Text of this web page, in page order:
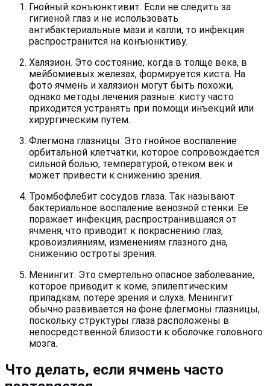
Гнойный конъюнктивит. Если не следить за
гигиеной глаз и не использовать
антибактериальные мази и капли, то инфекция
распространится на конъюнктиву.
Халязион. Это состояние, когда в толще века, в
мейбомиевых железах, формируется киста. На
фото ячмень и халязион могут быть похожи,
однако методы лечения разные: кисту часто
приходится устранять при помощи инъекций или
хирургическим путем.
Флегмона глазницы. Это гнойное воспаление
орбитальной клетчатки, которое сопровождается
сильной болью, температурой, отеком век и
может привести к снижению зрения.
Тромбофлебит сосудов глаза. Так называют
бактериальное воспаление венозной стенки. Ее
поражает инфекция, распространившаяся от
ячменя, что приводит к покраснению глаз,
кровоизлияниям, изменениям глазного дна,
снижению остроты зрения.
Менингит. Это смертельно опасное заболевание,
которое приводит к коме, эпилептическим
припадкам, потере зрения и слуха. Менингит
обычно развивается на фоне флегмоны глазницы,
поскольку структуры глаза расположены в
непосредственной близости к оболочке головного
мозга.
Что делать, если ячмень часто